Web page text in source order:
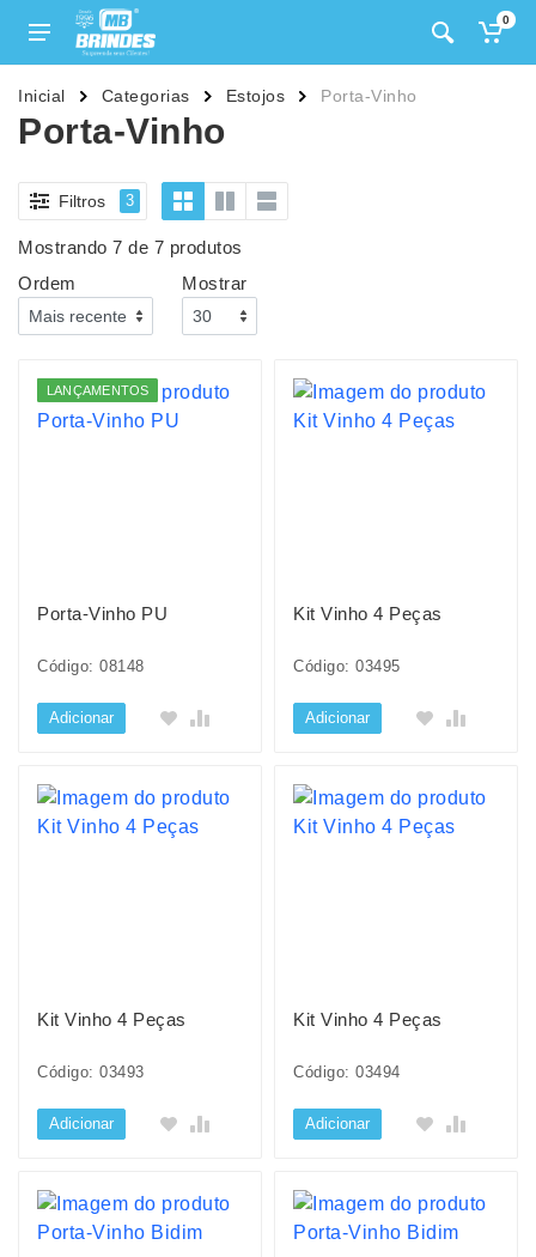
0
Inicial Categorias Estojos Porta-Vinho
Porta-Vinho
Filtros 3
Mostrando 7 de 7 produtos
Ordem
Mostrar
LANÇAMENTOS
Porta-Vinho PU
Código: 08148
Adicionar
Kit Vinho 4 Peças
Código: 03495
Adicionar
Kit Vinho 4 Peças
Código: 03493
Adicionar
Kit Vinho 4 Peças
Código: 03494
Adicionar